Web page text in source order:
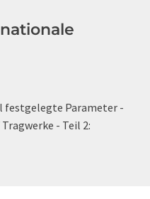
festgelegte Parameter -
- Teil 2: